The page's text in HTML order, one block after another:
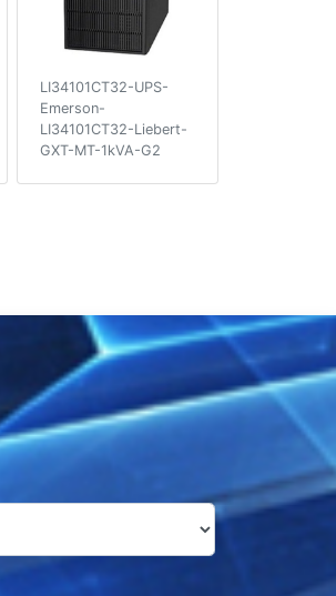
LI34101CT32-UPS-
Emerson-
LI34101CT32-Liebert-
GXT-MT-1kVA-G2